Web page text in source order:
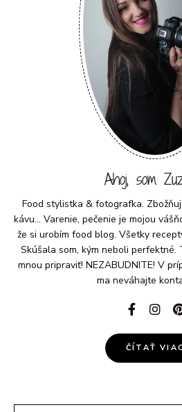
Ahoj, som
Food stylistka & fotografka.
kávu... Varenie, pečenie je mojou
že si urobím food blog. Všetky
Skúšala som, kým neboli perfektné.
mnou pripraviť! NEZABUDNITE! V
ma neváhajte
ČÍTAŤ VIAC